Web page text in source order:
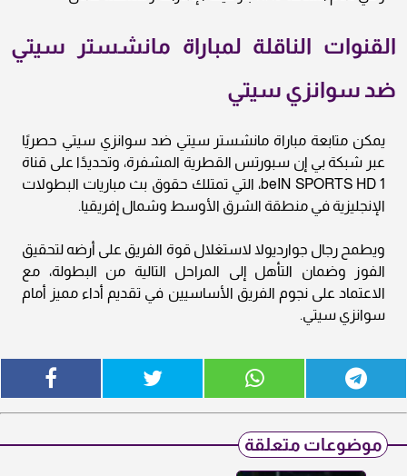
القنوات الناقلة لمباراة مانشستر سيتي
ضد سوانزي سيتي
يمكن متابعة مباراة مانشستر سيتي ضد سوانزي سيتي حصريًا
عبر شبكة بي إن سبورتس القطرية المشفرة، وتحديدًا على قناة
beIN SPORTS HD 1، التي تمتلك حقوق بث مباريات البطولات
الإنجليزية في منطقة الشرق الأوسط وشمال إفريقيا.
ويطمح رجال جوارديولا لاستغلال قوة الفريق على أرضه لتحقيق
الفوز وضمان التأهل إلى المراحل التالية من البطولة، مع
الاعتماد على نجوم الفريق الأساسيين في تقديم أداء مميز أمام
سوانزي سيتي.
موضوعات متعلقة